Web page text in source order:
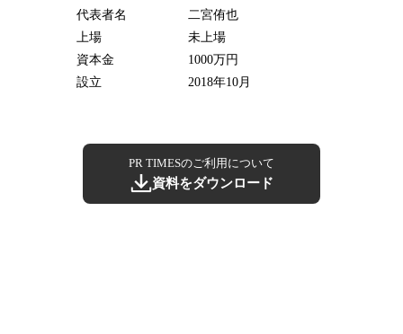
代表者名
二宮侑也
上場
未上場
資本金
1000万円
設立
2018年10月
PR TIMESのご利用について
資料をダウンロード